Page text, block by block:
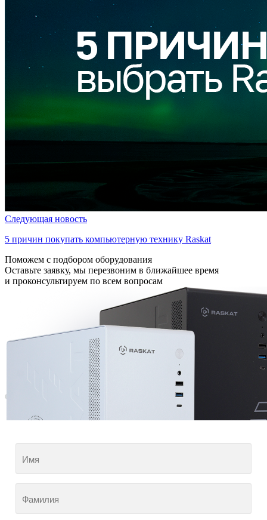
Следующая новость
5 причин покупать компьютерную технику Raskat
Поможем с подбором оборудования
Оставьте заявку, мы перезвоним в ближайшее время
и проконсультируем по всем вопросам
Имя
Фамилия